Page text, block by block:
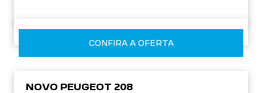
CONFIRA A OFERTA
NOVO PEUGEOT 208